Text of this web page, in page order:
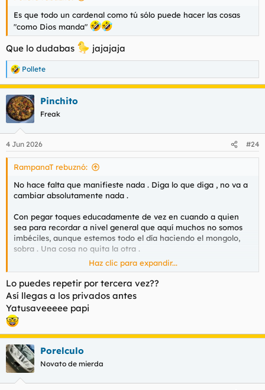
Es que todo un cardenal como tú sólo puede hacer las cosas
"como Dios manda"
Que lo dudabas jajajaja
R
e
a
c
c
i
e
s
Pollete
Pinchito
Freak
4 Jun 2026 #24
RampanaT rebuznó:
No hace falta que manifieste nada . Diga lo que diga , no va a
cambiar absolutamente nada .
Con pegar toques educadamente de vez en cuando a quien
sea para recordar a nivel general que aquí muchos no somos
imbéciles, aunque estemos todo el día haciendo el mongolo,
sobra . Una cosa no quita la otra .
Se escriba la experiencia que se escriba sobre Laura , no
cambia ya la reputación que tiene está mujer que lleva toda la
vida metida en esto.
Faena le sobra por todos lados , no tiene necesidad de marear
a nadie que escriba sobre ella .
Haz clic para expandir...
Lo puedes repetir por tercera vez??
Así llegas a los privados antes
Yatusaveeeee papi
Porelculo
Novato de mierda